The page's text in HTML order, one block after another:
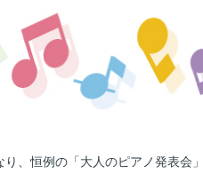
、恒例の「大人のピアノ発表会